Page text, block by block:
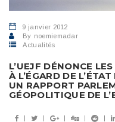
9 janvier 2012
By noemiemadar
Actualités
L’UEJF DÉNONCE
À L’ÉGARD DE
UN RAPPORT
GÉOPOLITIQUE DE